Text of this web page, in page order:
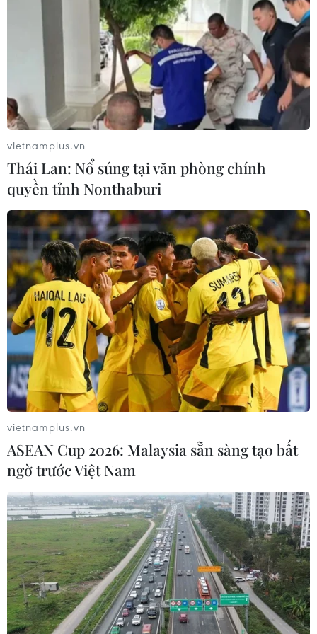
TIN LIÊN QUAN
Công nhân lắp đặt máy bay của Boeing
tuyên bố sẵn sàng đình công
28/06/2024 04:13
IAM, đại diện cho hơn 30.000 công nhân lắp đặt máy
bay Boeing ở Washington, đang yêu cầu chế độ hưu trí
tốt hơn và mức tăng lương trên 40% trong ba đến bốn
năm sau nhiều năm thu nhập không tăng.
vietnamplus.vn
Thái Lan: Nổ súng tại văn phòng chính
quyền tỉnh Nonthaburi
vietnamplus.vn
ASEAN Cup 2026: Malaysia sẵn sàng tạo bất
ngờ trước Việt Nam